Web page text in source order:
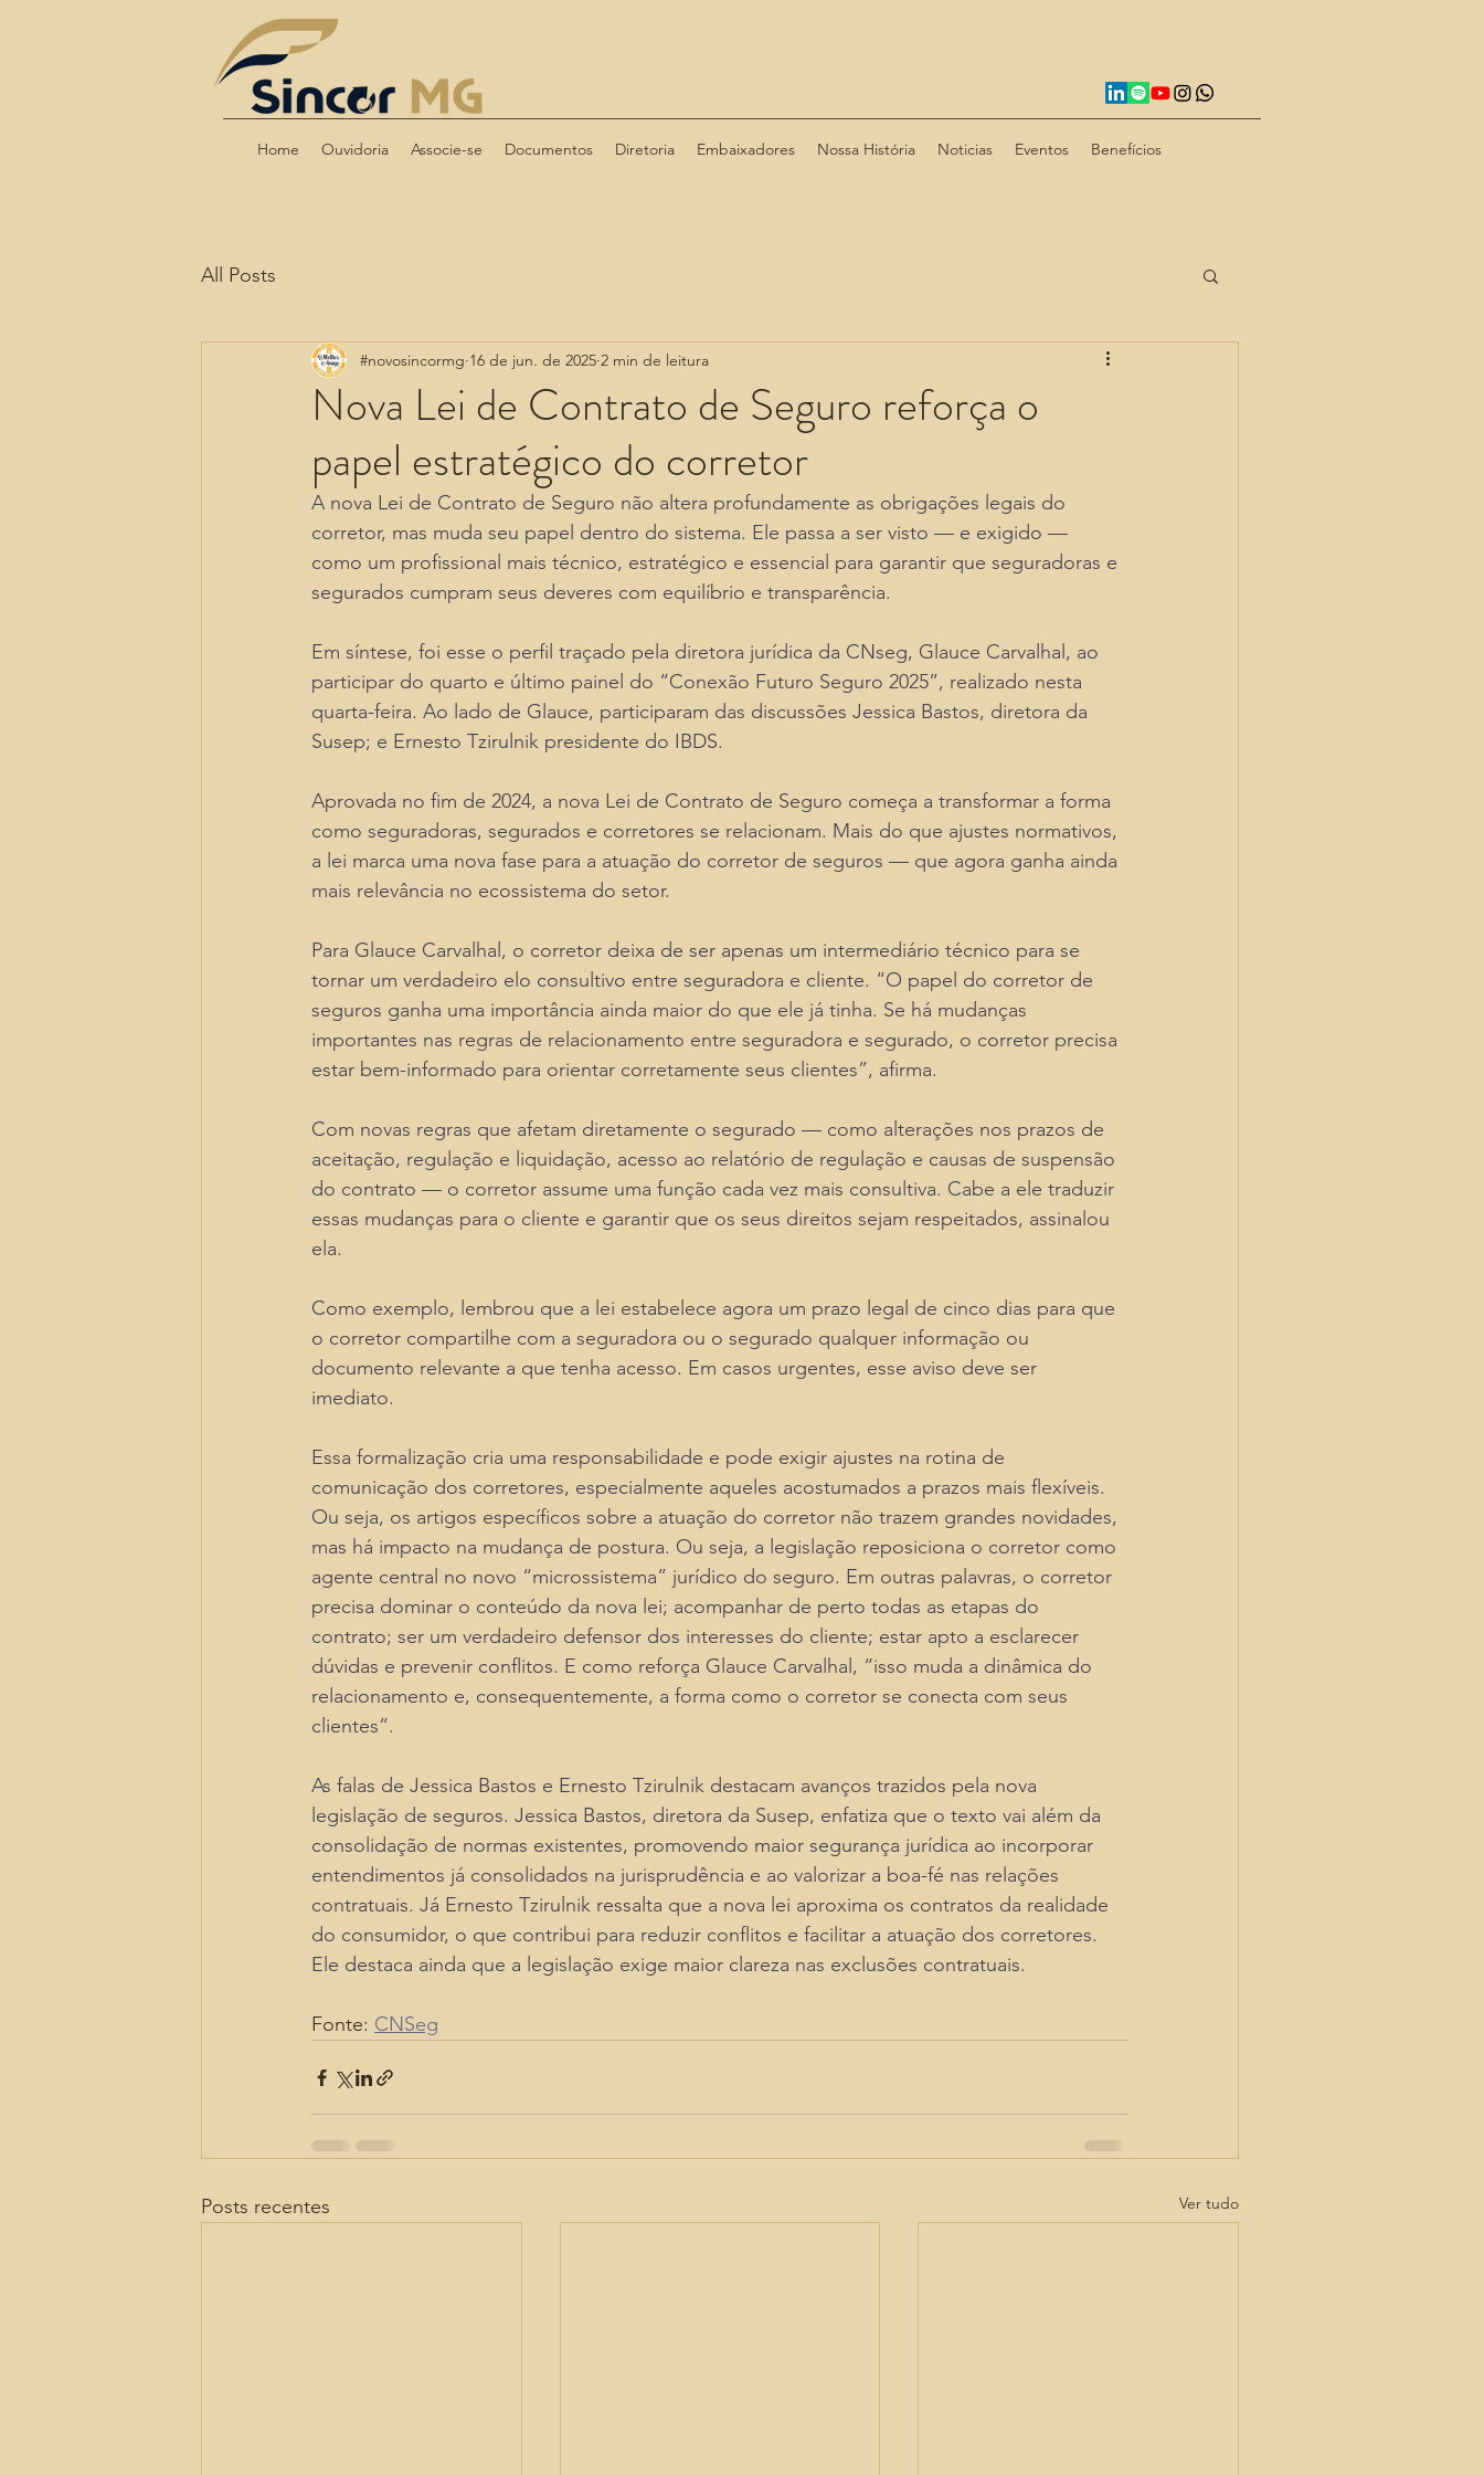
Home Ouvidoria Associe-se Documentos Diretoria Embaixadores Nossa História Noticias Eventos Benefícios
All Posts
Nova Lei de Contrato de Seguro reforça o
papel estratégico do corretor
#novosincormg 16 de jun. de 2025 2 min de leitura
A nova Lei de Contrato de Seguro não altera profundamente as obrigações legais do
corretor, mas muda seu papel dentro do sistema. Ele passa a ser visto — e exigido —
como um profissional mais técnico, estratégico e essencial para garantir que seguradoras e
segurados cumpram seus deveres com equilíbrio e transparência.
Em síntese, foi esse o perfil traçado pela diretora jurídica da CNseg, Glauce Carvalhal, ao
participar do quarto e último painel do “Conexão Futuro Seguro 2025”, realizado nesta
quarta-feira. Ao lado de Glauce, participaram das discussões Jessica Bastos, diretora da
Susep; e Ernesto Tzirulnik presidente do IBDS.
Aprovada no fim de 2024, a nova Lei de Contrato de Seguro começa a transformar a forma
como seguradoras, segurados e corretores se relacionam. Mais do que ajustes normativos,
a lei marca uma nova fase para a atuação do corretor de seguros — que agora ganha ainda
mais relevância no ecossistema do setor.
Para Glauce Carvalhal, o corretor deixa de ser apenas um intermediário técnico para se
tornar um verdadeiro elo consultivo entre seguradora e cliente. “O papel do corretor de
seguros ganha uma importância ainda maior do que ele já tinha. Se há mudanças
importantes nas regras de relacionamento entre seguradora e segurado, o corretor precisa
estar bem-informado para orientar corretamente seus clientes”, afirma.
Com novas regras que afetam diretamente o segurado — como alterações nos prazos de
aceitação, regulação e liquidação, acesso ao relatório de regulação e causas de suspensão
do contrato — o corretor assume uma função cada vez mais consultiva. Cabe a ele traduzir
essas mudanças para o cliente e garantir que os seus direitos sejam respeitados, assinalou
ela.
Como exemplo, lembrou que a lei estabelece agora um prazo legal de cinco dias para que
o corretor compartilhe com a seguradora ou o segurado qualquer informação ou
documento relevante a que tenha acesso. Em casos urgentes, esse aviso deve ser
imediato.
Essa formalização cria uma responsabilidade e pode exigir ajustes na rotina de
comunicação dos corretores, especialmente aqueles acostumados a prazos mais flexíveis.
Ou seja, os artigos específicos sobre a atuação do corretor não trazem grandes novidades,
mas há impacto na mudança de postura. Ou seja, a legislação reposiciona o corretor como
agente central no novo “microssistema” jurídico do seguro. Em outras palavras, o corretor
precisa dominar o conteúdo da nova lei; acompanhar de perto todas as etapas do
contrato; ser um verdadeiro defensor dos interesses do cliente; estar apto a esclarecer
dúvidas e prevenir conflitos. E como reforça Glauce Carvalhal, “isso muda a dinâmica do
relacionamento e, consequentemente, a forma como o corretor se conecta com seus
clientes”.
As falas de Jessica Bastos e Ernesto Tzirulnik destacam avanços trazidos pela nova
legislação de seguros. Jessica Bastos, diretora da Susep, enfatiza que o texto vai além da
consolidação de normas existentes, promovendo maior segurança jurídica ao incorporar
entendimentos já consolidados na jurisprudência e ao valorizar a boa-fé nas relações
contratuais. Já Ernesto Tzirulnik ressalta que a nova lei aproxima os contratos da realidade
do consumidor, o que contribui para reduzir conflitos e facilitar a atuação dos corretores.
Ele destaca ainda que a legislação exige maior clareza nas exclusões contratuais.
Fonte: CNSeg
Posts recentes Ver tudo